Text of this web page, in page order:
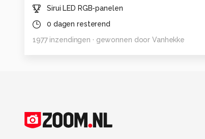
Sirui LED RGB-panelen
0 dagen resterend
1977inzendingen · gewonnen doorVanhekke